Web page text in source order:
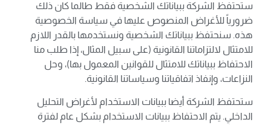
ستحتفظ الشركة ببياناتك الشخصية فقط طالما كان ذلك
ضرورياً للأغراض المنصوص عليها في سياسة الخصوصية
هذه. سنحتفظ ببياناتك الشخصية ونستخدمها بالقدر اللازم
للامتثال لالتزاماتنا القانونية (على سبيل المثال، إذا طلب منا
الاحتفاظ ببياناتك للامتثال للقوانين المعمول بها)، وحل
النزاعات، وإنفاذ اتفاقياتنا وسياساتنا القانونية.
ستحتفظ الشركة أيضا ببيانات الاستخدام لأغراض التحليل
الداخلي. يتم الاحتفاظ ببيانات الاستخدام بشكل عام لفترة